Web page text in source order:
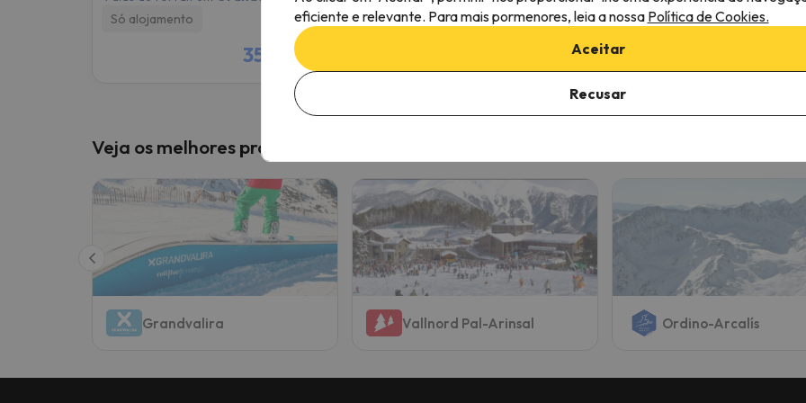
Só alojamento
352 € /pess.
Só alojamento
/pess.
Pequeno-almoço
Veja os melhores programas nestes destinos
Grandvalira Vallnord Pal-Arinsal Ordino-Arcalís
eficiente e relevante. Para mais pormenores, leia a nossa Política de Cookies.
Aceitar
Recusar